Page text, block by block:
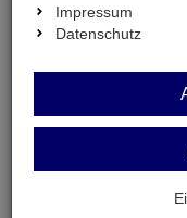
Patchkabel
Impressum
Datenschutz